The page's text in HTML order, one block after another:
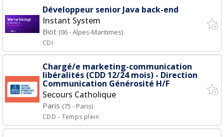
Développeur senior Java back-end
Instant System
Biot (06 - Alpes-Maritimes)
CDI
Chargé/e marketing-communication
libéralités (CDD 12/24 mois) - Direction
Communication Générosité H/F
Secours Catholique
Paris (75 - Paris)
CDD - Temps plein